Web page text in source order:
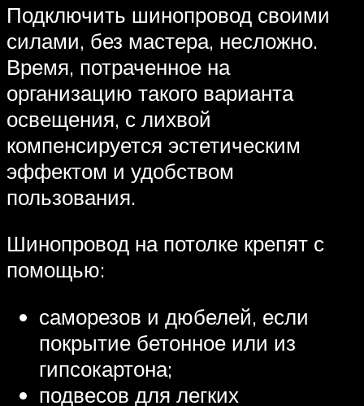
Подключить шинопровод своими
силами, без мастера, несложно.
Время, потраченное на
организацию такого варианта
освещения, с лихвой
компенсируется эстетическим
эффектом и удобством
пользования.
Шинопровод на потолке крепят с
помощью:
саморезов и дюбелей, если
покрытие бетонное или из
гипсокартона;
подвесов для легких